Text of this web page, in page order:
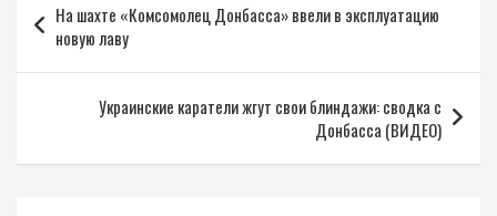
по
записям
На шахте «Комсомолец Донбасса» ввели в эксплуатацию
новую лаву
Украинские каратели жгут свои блиндажи: сводка с
Донбасса (ВИДЕО)